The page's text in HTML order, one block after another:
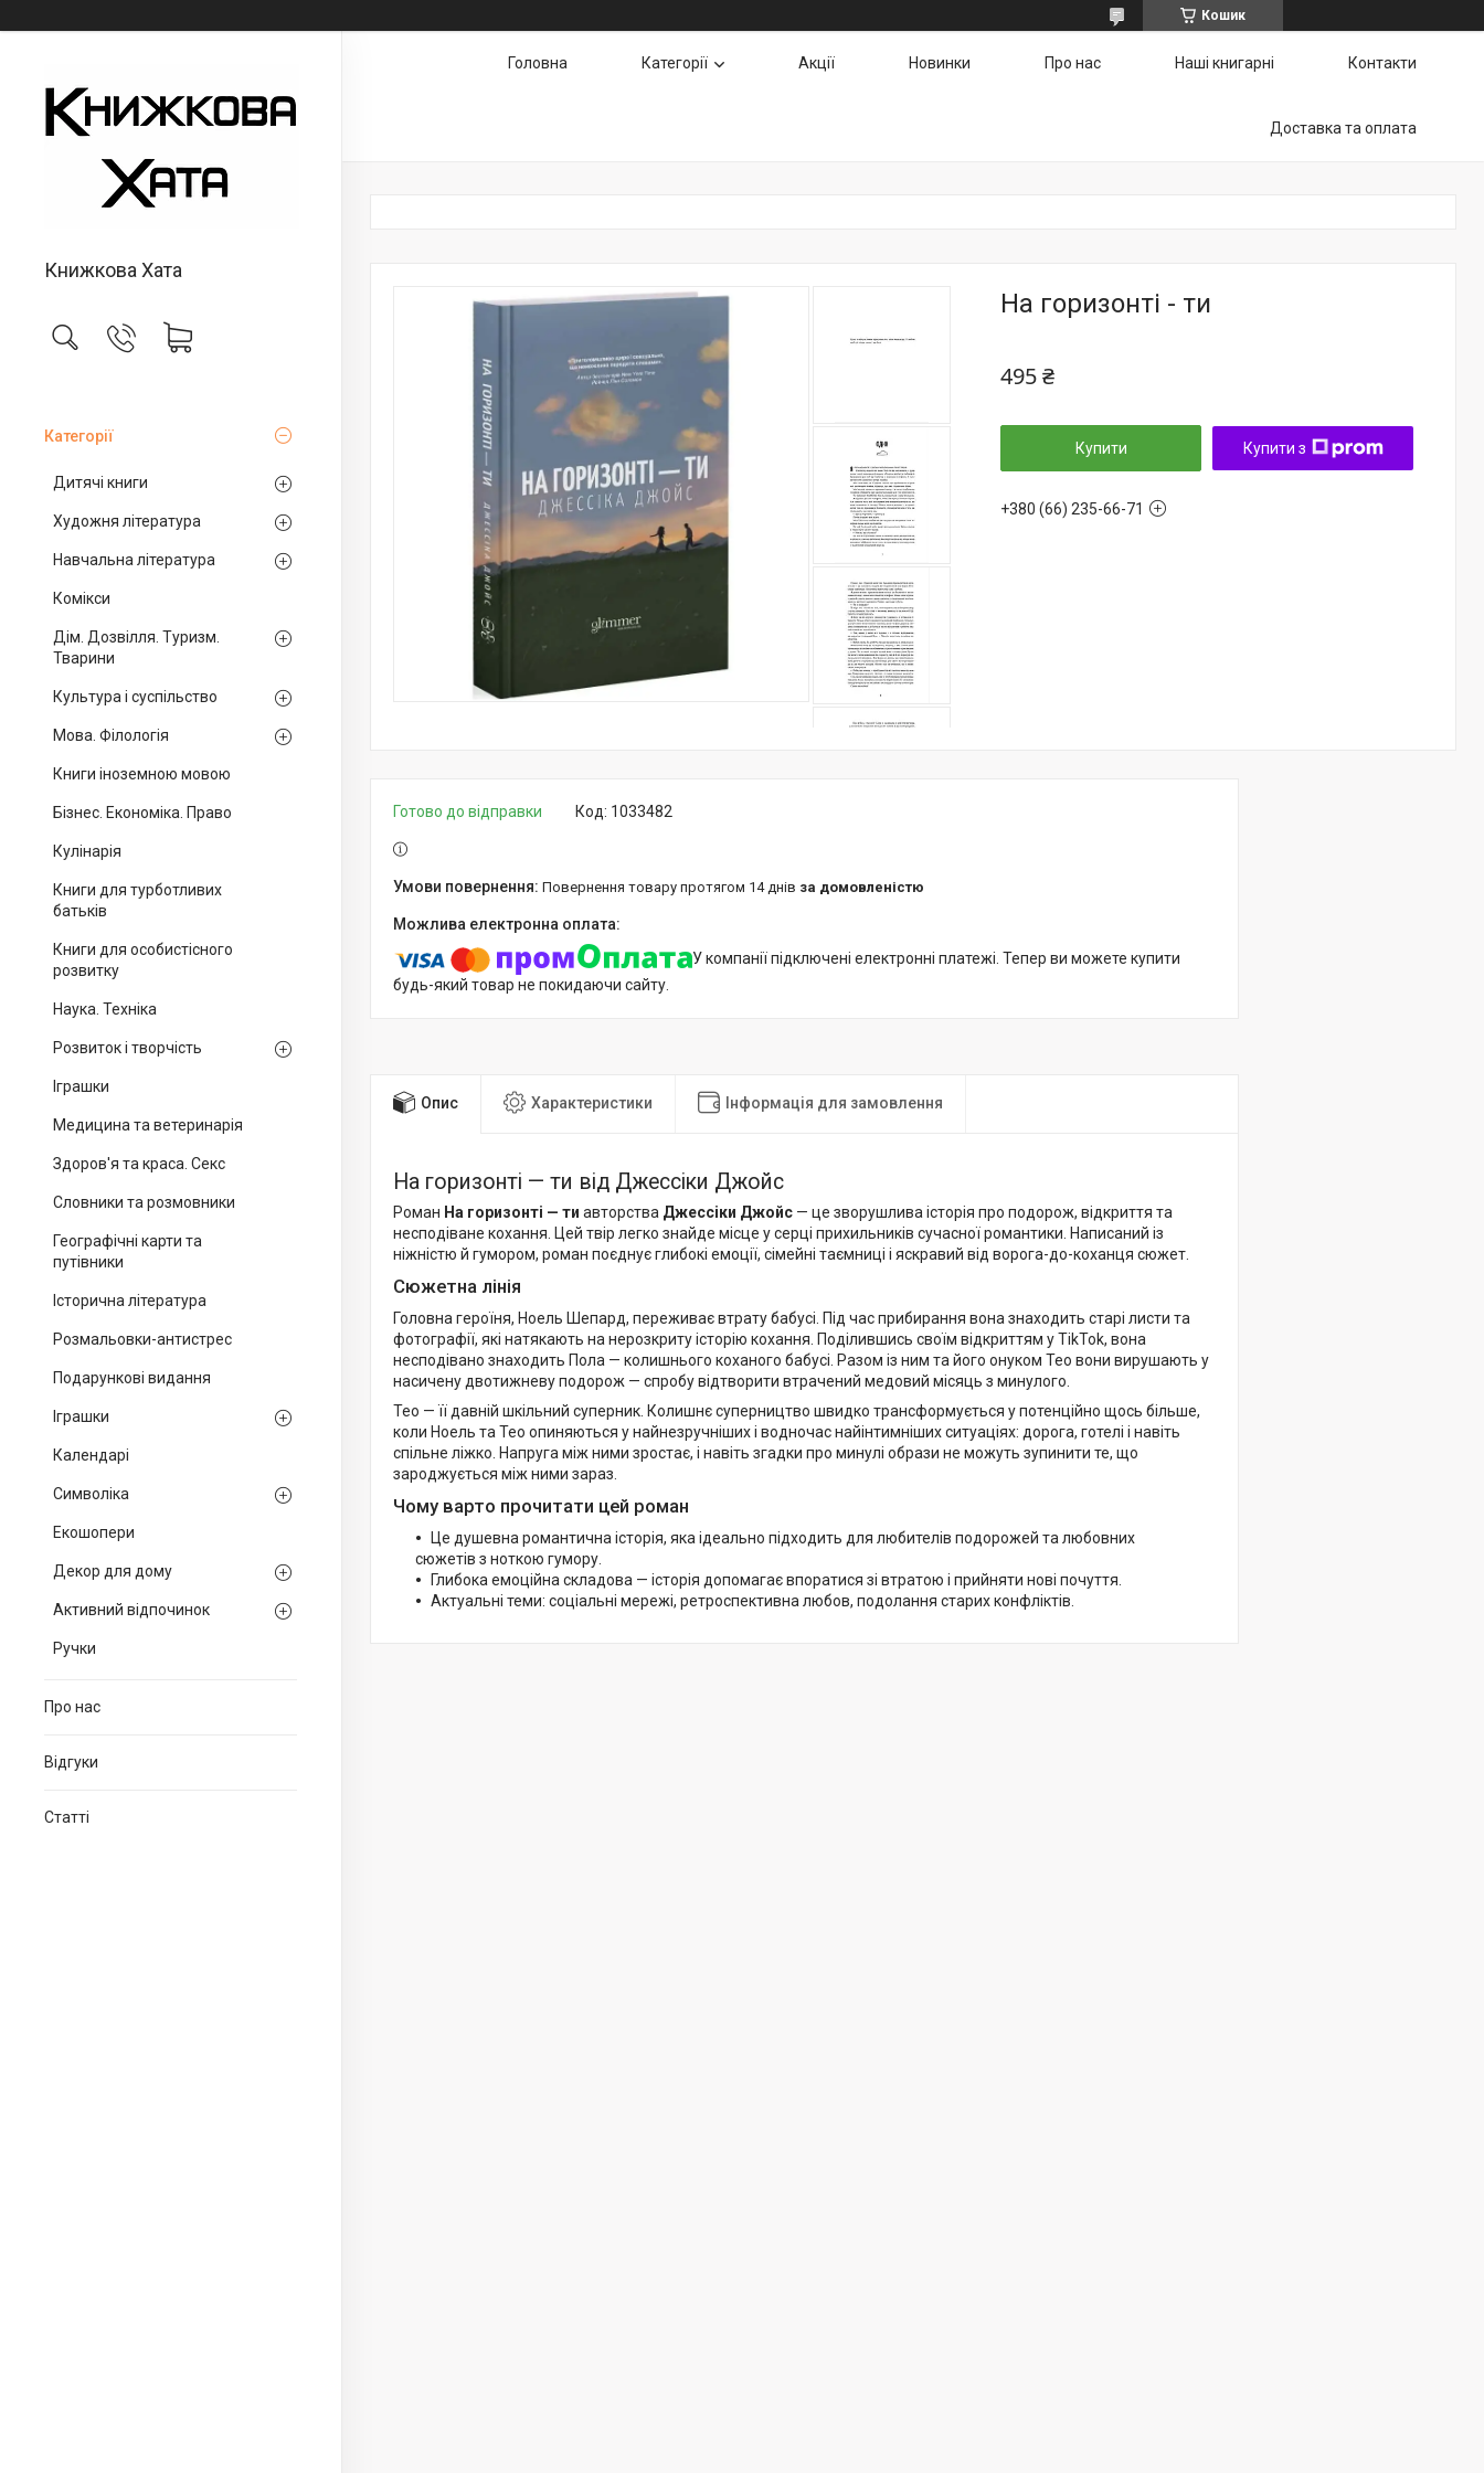
Кошик
Книжкова Хата
Категорії
Дитячі книги
Художня література
Навчальна література
Комікси
Дім. Дозвілля. Туризм.
Тварини
Культура і суспільство
Мова. Філологія
Книги іноземною мовою
Бізнес. Економіка. Право
Кулінарія
Книги для турботливих
батьків
Книги для особистісного
розвитку
Наука. Техніка
Розвиток і творчість
Іграшки
Медицина та ветеринарія
Здоров'я та краса. Секс
Словники та розмовники
Географічні карти та
путівники
Історична література
Розмальовки-антистрес
Подарункові видання
Іграшки
Календарі
Символіка
Екошопери
Декор для дому
Активний відпочинок
Ручки
Про нас
Відгуки
Статті
Головна Категорії Акції Новинки Про нас Наші книгарні Контакти
Доставка та оплата
На горизонті - ти
495 ₴
Купити Купити з
+380 (66) 235-66-71
Готово до відправки Код: 1033482
повернення товару протягом 14 днів за домовленістю
У компанії підключені електронні платежі. Тепер ви можете купити
будь-який товар не покидаючи сайту.
Опис Характеристики Інформація для замовлення
На горизонті — ти від Джессіки Джойс
Роман На горизонті — ти авторства Джессіки Джойс — це зворушлива історія про подорож, відкриття та
несподіване кохання. Цей твір легко знайде місце у серці прихильників сучасної романтики. Написаний із
ніжністю й гумором, роман поєднує глибокі емоції, сімейні таємниці і яскравий від ворога-до-коханця сюжет.
Сюжетна лінія
Головна героїня, Ноель Шепард, переживає втрату бабусі. Під час прибирання вона знаходить старі листи та
фотографії, які натякають на нерозкриту історію кохання. Поділившись своїм відкриттям у TikTok, вона
несподівано знаходить Пола — колишнього коханого бабусі. Разом із ним та його онуком Тео вони вирушають у
насичену двотижневу подорож — спробу відтворити втрачений медовий місяць з минулого.
Тео — її давній шкільний суперник. Колишнє суперництво швидко трансформується у потенційно щось більше,
коли Ноель та Тео опиняються у найнезручніших і водночас найінтимніших ситуаціях: дорога, готелі і навіть
спільне ліжко. Напруга між ними зростає, і навіть згадки про минулі образи не можуть зупинити те, що
зароджується між ними зараз.
Чому варто прочитати цей роман
Це душевна романтична історія, яка ідеально підходить для любителів подорожей та любовних
сюжетів з ноткою гумору.
Глибока емоційна складова — історія допомагає впоратися зі втратою і прийняти нові почуття.
Актуальні теми: соціальні мережі, ретроспективна любов, подолання старих конфліктів.